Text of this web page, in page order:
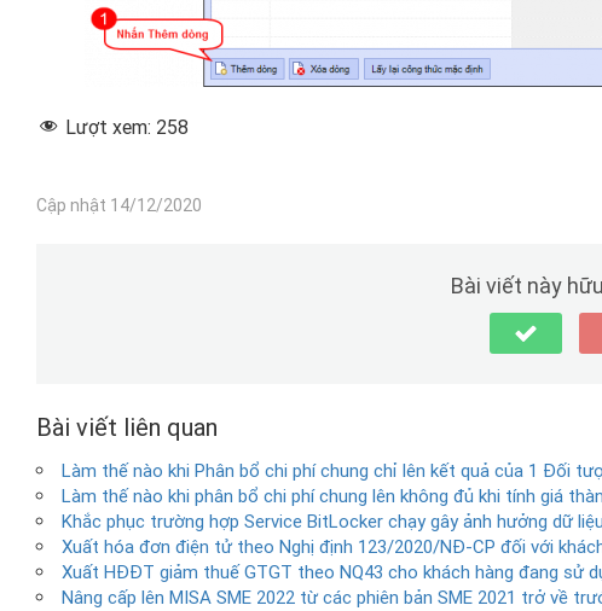
Lượt xem: 258
Cập nhật 14/12/2020
Bài viết này
Bài viết liên quan
Làm thế nào khi Phân bổ chi phí chung chỉ lên kết quả của 1 Đối
Làm thế nào khi phân bổ chi phí chung lên không đủ khi tính giá
Khắc phục trường hợp Service BitLocker chạy gây ảnh hưởng dữ
Xuất hóa đơn điện tử theo Nghị định 123/2020/NĐ-CP đối với
Xuất HĐĐT giảm thuế GTGT theo NQ43 cho khách hàng đang sử
Nâng cấp lên MISA SME 2022 từ các phiên bản SME 2021 trở về